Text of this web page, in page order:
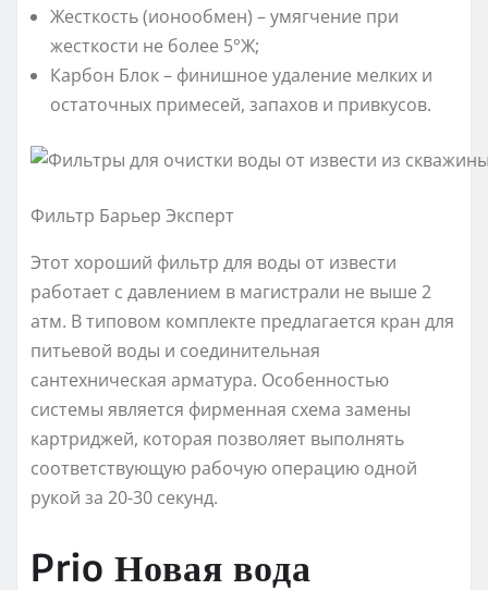
Жесткость (ионообмен) – умягчение при
жесткости не более 5°Ж;
Карбон Блок – финишное удаление мелких и
остаточных примесей, запахов и привкусов.
Фильтр Барьер Эксперт
Этот хороший фильтр для воды от извести
работает с давлением в магистрали не выше 2
атм. В типовом комплекте предлагается кран для
питьевой воды и соединительная
сантехническая арматура. Особенностью
системы является фирменная схема замены
картриджей, которая позволяет выполнять
соответствующую рабочую операцию одной
рукой за 20-30 секунд.
Prio Новая вода